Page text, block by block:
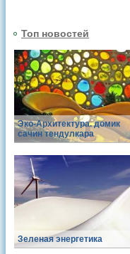
Топ новостей
Эко-Архитектура. домик
сачин тендулкара
Зеленая энергетика